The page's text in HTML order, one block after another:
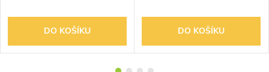
DO KOŠÍKU DO KOŠÍKU